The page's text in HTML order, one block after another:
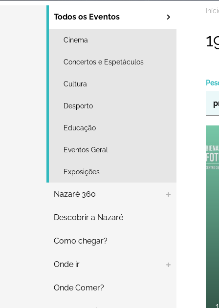
Todos os Eventos
Cinema
Concertos e Espetáculos
Cultura
Desporto
Educação
Eventos Geral
Exposições
Nazaré 360
Descobrir a Nazaré
Como chegar?
Onde ir
Onde Comer?